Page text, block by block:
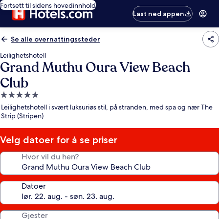
Fortsett til sidens hovedinnhold
Last ned appen
Se alle overnattingssteder
Leilighetshotell
Grand Muthu Oura View Beach
Club
Overnattingssted
med
5.0
stjerner
Leilighetshotell i svært luksuriøs stil, på stranden, med spa og nær The
Strip (Stripen)
Velg datoer for å se priser
Hvor vil du hen?
Datoer
Gjester